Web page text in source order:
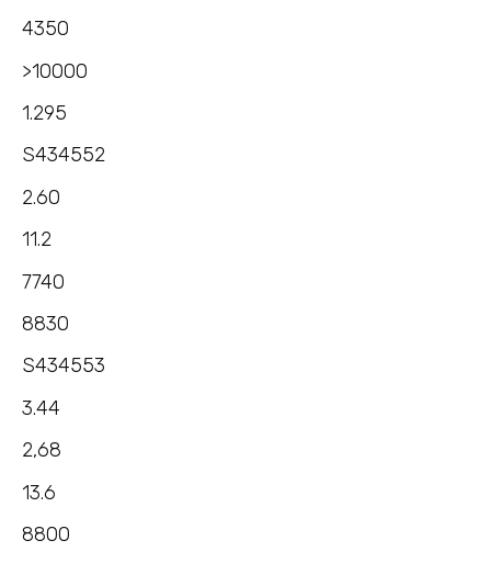
4350
>10000
1.295
S434552
2.60
11.2
7740
8830
S434553
3.44
2,68
13.6
8800